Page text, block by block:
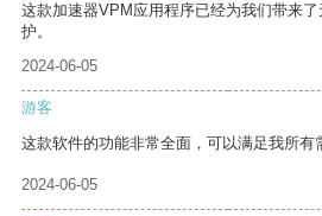
这款加速器VPM应用程序已经为我们带来
护。
2024-06-05
游客
这款软件的功能非常全面，可以满足我所有
2024-06-05